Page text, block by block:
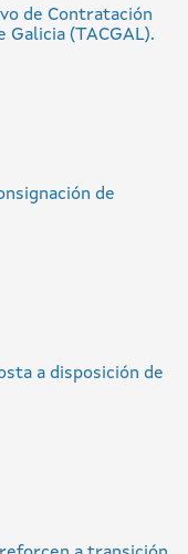
de Contratación
Galicia (TACGAL).
de
a disposición de